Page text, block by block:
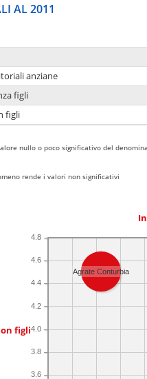
AL 2011
anziane
figli
figli
nullo o poco significativo del
rende i valori non significativi
figli
3.6
3.8
4.0
4.2
4.4
4.6
4.8
Agrate Conturbia